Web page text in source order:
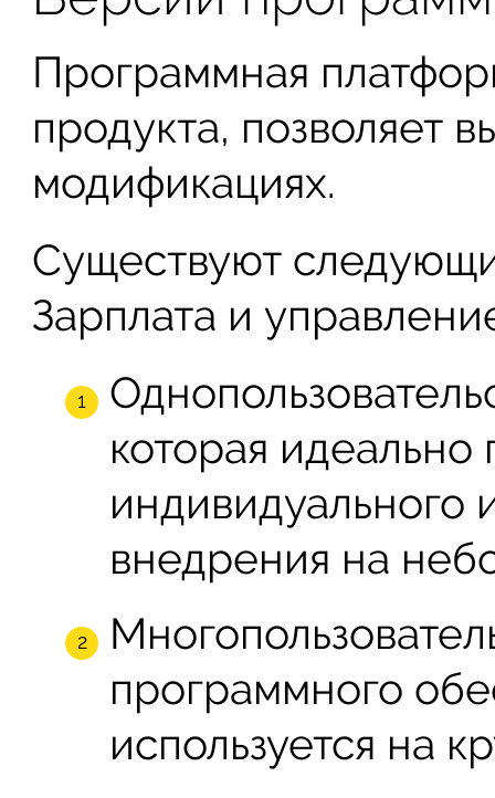
Программная
продукта, позволяет
модификациях.
Существуют
Зарплата и
которая идеально
индивидуального
внедрения на
программного
используется на